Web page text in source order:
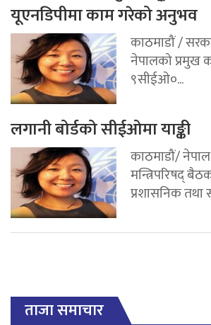
यूएनडिपीमा काम गरेको अनुभव
काठमाडौं /
नेपालको प्रमुख
९सीईओ०...
लगानी बोर्डको सीईओमा याङ्की
काठमाडौं/
मन्त्रिपरिषद्
प्रशासनिक तथा
ताजा समाचार